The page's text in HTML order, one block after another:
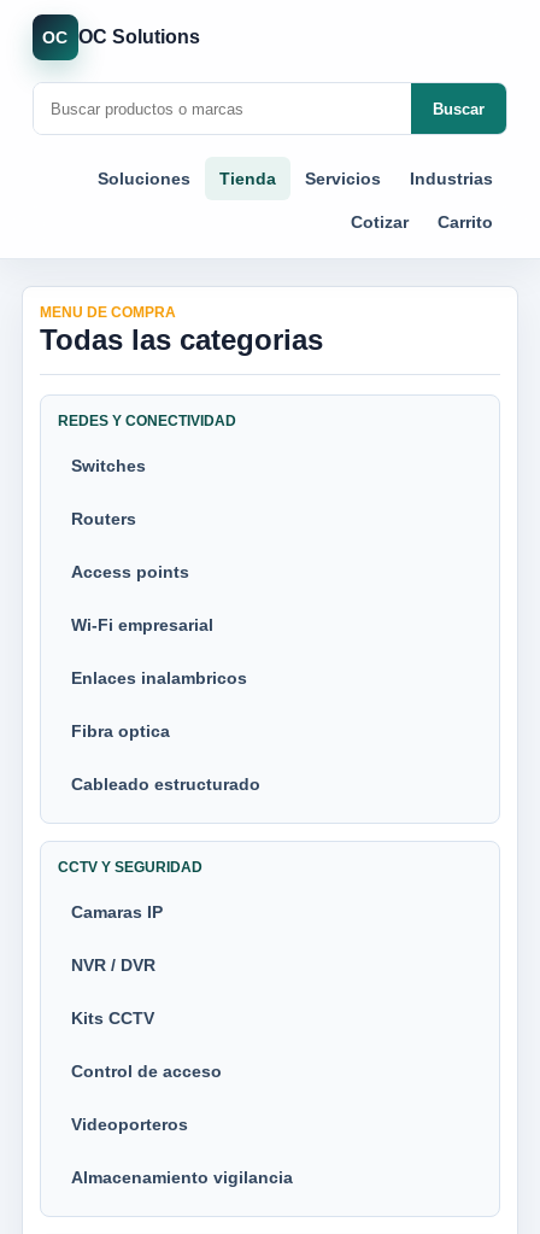
OC OC Solutions
Buscar
Soluciones Tienda Servicios Industrias
Cotizar Carrito
MENU DE COMPRA
Todas las categorias
REDES Y CONECTIVIDAD
Switches
Routers
Access points
Wi-Fi empresarial
Enlaces inalambricos
Fibra optica
Cableado estructurado
CCTV Y SEGURIDAD
Camaras IP
NVR / DVR
Kits CCTV
Control de acceso
Videoporteros
Almacenamiento vigilancia